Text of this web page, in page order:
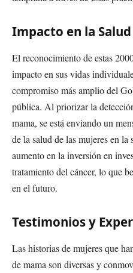
Impacto en la
El reconocimiento de estas
impacto en sus vidas
compromiso más amplio del
pública. Al priorizar la
mama, se está enviando un
de la salud de las mujeres en
aumento en la inversión en
tratamiento del cáncer, lo que
en el futuro.
Testimonios y
Las historias de mujeres que
de mama son diversas y